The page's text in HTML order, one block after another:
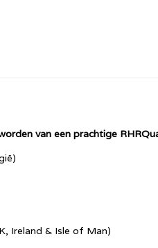
van een prachtige
Ireland & Isle of Man)